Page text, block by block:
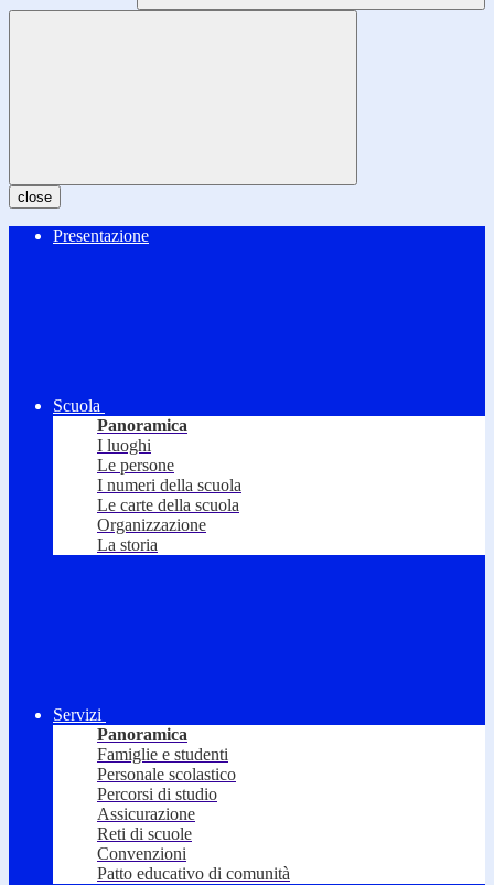
close
Presentazione
Scuola
Panoramica
I luoghi
Le persone
I numeri della scuola
Le carte della scuola
Organizzazione
La storia
Servizi
Panoramica
Famiglie e studenti
Personale scolastico
Percorsi di studio
Assicurazione
Reti di scuole
Convenzioni
Patto educativo di comunità